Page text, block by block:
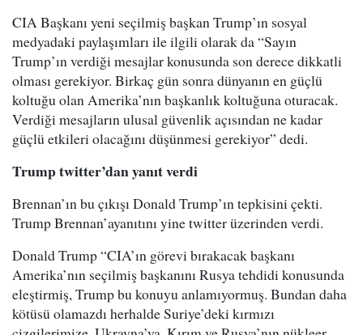
CIA Başkanı yeni seçilmiş başkan Trump’ın sosyal
medyadaki paylaşımları ile ilgili olarak da “Sayın
Trump’ın verdiği mesajlar konusunda son derece dikkatli
olması gerekiyor. Birkaç gün sonra dünyanın en güçlü
koltuğu olan Amerika’nın başkanlık koltuğuna oturacak.
Verdiği mesajların ulusal güvenlik açısından ne kadar
güçlü etkileri olacağını düşünmesi gerekiyor” dedi.
Trump twitter’dan yanıt verdi
Brennan’ın bu çıkışı Donald Trump’ın tepkisini çekti.
Trump Brennan’ayanıtını yine twitter üzerinden verdi.
Donald Trump “CIA’ın görevi bırakacak başkanı
Amerika’nın seçilmiş başkanını Rusya tehdidi konusunda
eleştirmiş, Trump bu konuyu anlamıyormuş. Bundan daha
kötüsü olamazdı herhalde Suriye’deki kırmızı